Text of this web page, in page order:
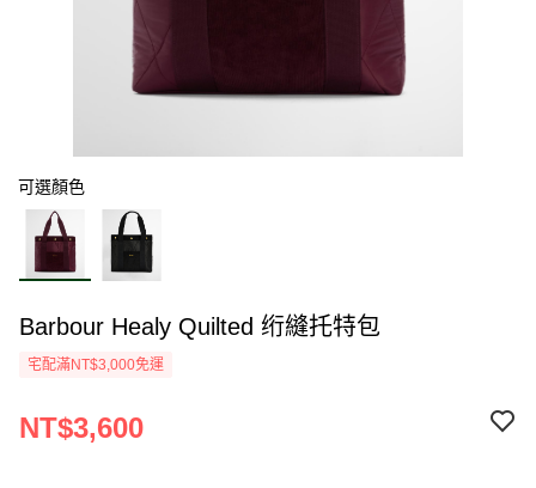
可選顏色
Barbour Healy Quilted 绗縫托特包
宅配滿NT$3,000免運
NT$3,600